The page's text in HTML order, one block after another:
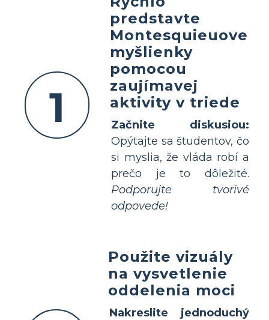
1
predstavte
Montesquieuove
myšlienky
pomocou
zaujímavej
aktivity v triede
Začnite diskusiou:
Opýtajte sa študentov, čo
si myslia, že vláda robí a
prečo je to dôležité.
Podporujte tvorivé
odpovede!
Použite vizuály
na vysvetlenie
oddelenia moci
Nakreslite jednoduchý